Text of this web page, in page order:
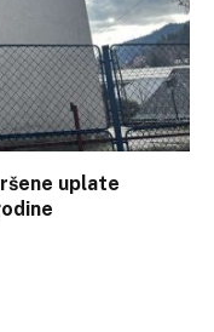
uplate